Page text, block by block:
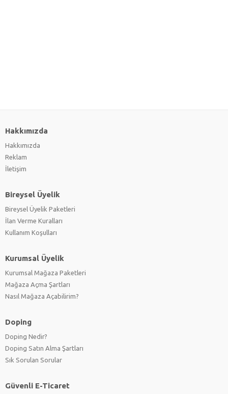
Hakkımızda
Hakkımızda
Reklam
İletişim
Bireysel Üyelik
Bireysel Üyelik Paketleri
İlan Verme Kuralları
Kullanım Koşulları
Kurumsal Üyelik
Kurumsal Mağaza Paketleri
Mağaza Açma Şartları
Nasıl Mağaza Açabilirim?
Doping
Doping Nedir?
Doping Satın Alma Şartları
Sık Sorulan Sorular
Güvenli E-Ticaret